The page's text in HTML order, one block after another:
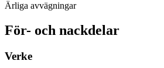
Ärliga avvägningar
För- och nackdelar
Verke